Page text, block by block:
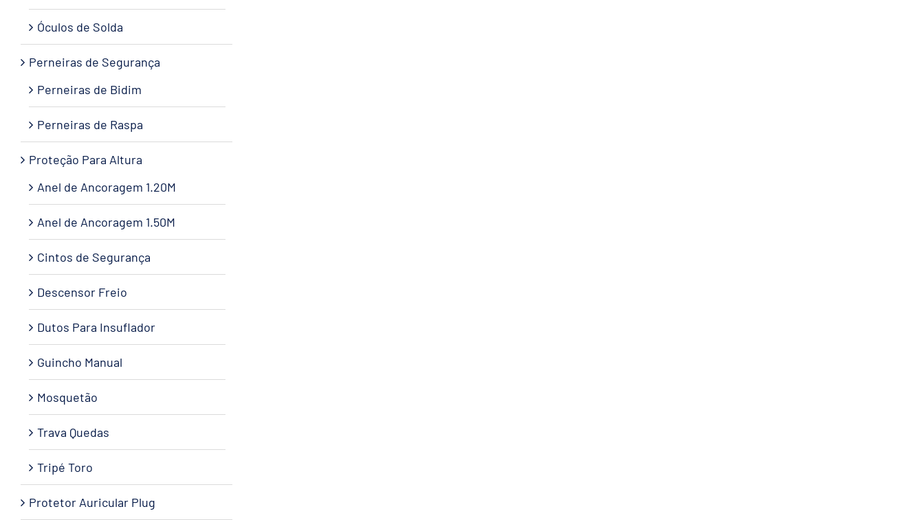
Óculos de Solda
Perneiras de Segurança
Perneiras de Bidim
Perneiras de Raspa
Proteção Para Altura
Anel de Ancoragem 1.20M
Anel de Ancoragem 1.50M
Cintos de Segurança
Descensor Freio
Dutos Para Insuflador
Guincho Manual
Mosquetão
Trava Quedas
Tripé Toro
Protetor Auricular Plug